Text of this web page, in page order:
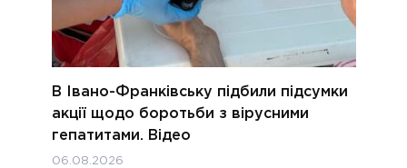
В Івано-Франківську підбили підсумки
акції щодо боротьби з вірусними
гепатитами. Відео
06.08.2026